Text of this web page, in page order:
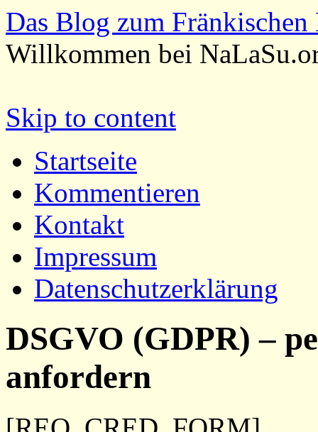
Das Blog zum
Willkommen bei
Skip to content
Startseite
Kommentieren
Kontakt
Impressum
Datenschutzerklärung
DSGVO (GDPR) –
anfordern